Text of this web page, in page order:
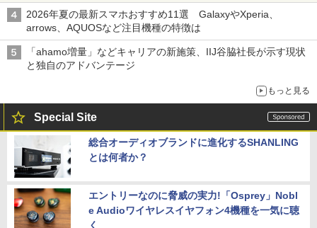
2026年夏の最新スマホおすすめ11選 GalaxyやXperia、
arrows、AQUOSなど注目機種の特徴は
「ahamo増量」などキャリアの新施策、IIJ谷脇社長が示す現状
と独自のアドバンテージ
もっと見る
Special Site
総合オーディオブランドに進化するSHANLING
とは何者か？
エントリーなのに脅威の実力!「Osprey」Nobl
e Audioワイヤレスイヤフォン4機種を一気に聴
く